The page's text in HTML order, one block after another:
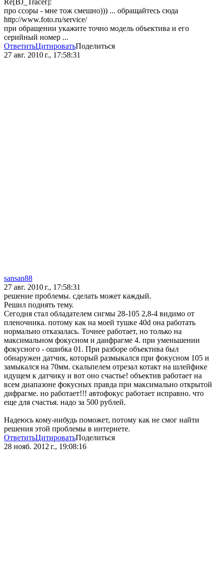
Re[BJ_Tracer]:
про ссоры - мне тож смешно))) ... обращайтесь сюда
http://www.foto.ru/service/
при обращении укажите точно модель объектива и его
серийный номер ...
ОтветитьЦитироватьПоделиться
27 авг. 2010 г., 17:58:31
sansan88
27 авг. 2010 г., 17:58:31
решение проблемы. сделать может каждый.
Решил поднять тему.
Сегодня стал обладателем сигмы 28-105 2,8-4 видимо от
пленочника. потому как на моей тушке 40d она работать
нормально отказалась. Точнее работает, но только на
максимальном фокусном и даифрагме 4. при уменьшении
фокусного - ошибка 01. При разборе объектива был
обнаружен датчик, который размыкался при фокусном 105 и
замыкался на 70мм. скальпелем отрезал котакт на шлейфике
идущем к датчику и вот оно счастье! объектив работает на
всем диапазоне фокусных правда при максимально открытой
дифрагме. но работает!!! автофокус работает исправно. что
еще для счастья. надо за 500 рублей.
Надеюсь кому-нибудь поможет, потому как не смог найти
решения этой проблемы в интернете.
ОтветитьЦитироватьПоделиться
28 нояб. 2012 г., 19:08:16